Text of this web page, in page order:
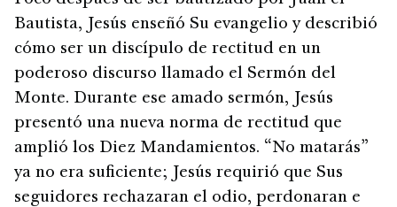
Bautista, Jesús enseñó Su evangelio y describió
cómo ser un discípulo de rectitud en un
poderoso discurso llamado el Sermón del
Monte. Durante ese amado sermón, Jesús
presentó una nueva norma de rectitud que
amplió los Diez Mandamientos. “No matarás”
ya no era suficiente; Jesús requirió que Sus
seguidores rechazaran el odio, perdonaran e